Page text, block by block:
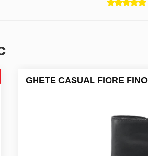
GHETE CASUAL FIORE FINO